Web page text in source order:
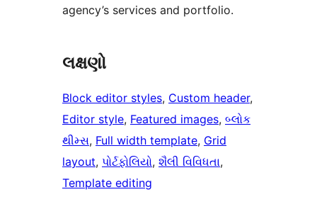
agency’s services and portfolio.
લક્ષણો
Block editor styles, Custom header
Editor style, Featured images, બ્લોક
થીમ્સ, Full width template, Grid
layout, પોર્ટફોલિયો, શૈલી વિવિધતા
Template editing